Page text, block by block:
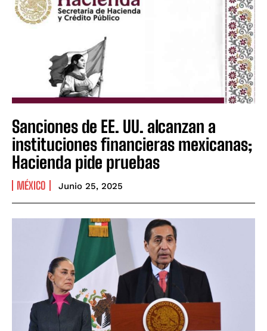
Sanciones de EE. UU. alcanzan a
instituciones financieras mexicanas;
Hacienda pide pruebas
MÉXICO Junio 25, 2025